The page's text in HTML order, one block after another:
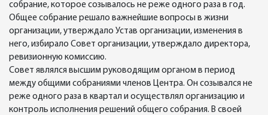
собрание, которое созывалось не реже одного раза в год.
Общее собрание решало важнейшие вопросы в жизни
организации, утверждало Устав организации, изменения в
него, избирало Совет организации, утверждало директора,
ревизионную комиссию.
Совет являлся высшим руководящим органом в период
между общими собраниями членов Центра. Он созывался не
реже одного раза в квартал и осуществлял организацию и
контроль исполнения решений общего собрания. В своей